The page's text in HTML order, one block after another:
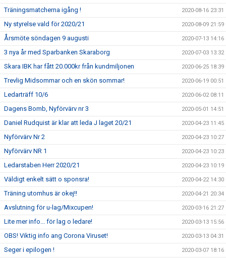
Träningsmatcherna igång ! 2020-08-16 23:31
Ny styrelse vald för 2020/21 2020-08-09 21:59
Årsmöte söndagen 9 augusti 2020-07-13 14:16
3 nya år med Sparbanken Skaraborg 2020-07-03 13:32
Skara IBK har fått 20.000kr från kundmiljonen 2020-06-25 18:39
Trevlig Midsommar och en skön sommar! 2020-06-19 00:51
Ledarträff 10/6 2020-06-02 08:11
Dagens Bomb, Nyförvärv nr 3 2020-05-01 14:51
Daniel Rudquist är klar att leda J laget 20/21 2020-04-23 11:45
Nyförvärv Nr 2 2020-04-23 10:27
Nyförvärv NR 1 2020-04-23 10:23
Ledarstaben Herr 2020/21 2020-04-23 10:19
Väldigt enkelt sätt o sponsra! 2020-04-22 14:30
Träning utomhus är okej!! 2020-04-21 20:34
Avslutning för u-lag/Mixcupen! 2020-03-16 21:27
Lite mer info... för lag o ledare! 2020-03-13 15:56
OBS! Viktig info ang Corona Viruset! 2020-03-13 04:31
Seger i epilogen ! 2020-03-07 18:16